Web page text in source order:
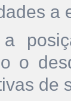
a
a
o
de